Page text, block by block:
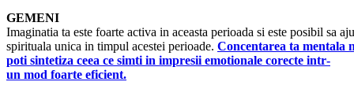
GEMENI
Imaginatia ta este foarte activa in aceasta perioada si este posibil sa
spirituala unica in timpul acestei perioade. Concentarea ta mentala
poti sintetiza ceea ce simti in impresii emotionale corecte intr­
un mod foarte eficient.